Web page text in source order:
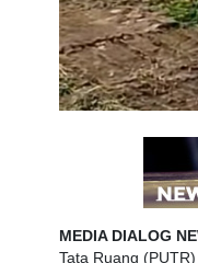
MEDIA DIALOG
Tata Ruang